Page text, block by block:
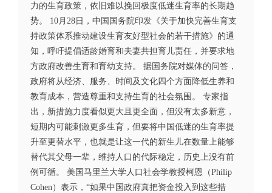
力的生育政策，依旧难以挽回极度低迷生育率的长期趋
势。 10月28日，中国国务院印发《关于加快完善生育支
持政策体系推动建设生育友好型社会的若干措施》的通
知，呼吁提倡适龄婚育和夫妻共担育儿责任，并要求地
方政府改善生育和育幼支持。 据国务院对媒体的问答，
政府将从经济、服务、时间及文化四个方面降低生养和
教育成本，营造尊重和支持生育的社会氛围。 专家指
出，新措施力度看似更大且更全面，但没有太多新意，
短期内可能刺激更多生育，但要将中国低迷的生育率提
升至更替水平，也就是让这一代的新生儿在数量上能够
替代其父母一辈，维持人口的代际稳定，历史上没有前
例可循。 美国马里兰大学人口社会学教授柯恩（Philip
Cohen）表示，“如果中国政府真把资金投入到这些措